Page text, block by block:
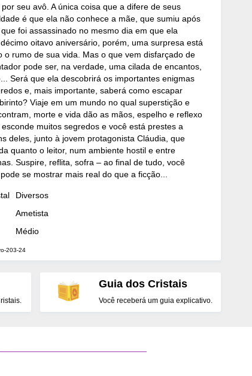
seu avô. A única coisa que a difere de seus
é que ela não conhece a mãe, que sumiu após
foi assassinado no mesmo dia em que ela
oitavo aniversário, porém, uma surpresa está
o rumo de sua vida. Mas o que vem disfarçado de
pode ser, na verdade, uma cilada de encantos,
Será que ela descobrirá os importantes enigmas
e, mais importante, saberá como escapar
Viaje em um mundo no qual superstição e
morte e vida dão as mãos, espelho e reflexo
muitos segredos e você está prestes a
deles, junto à jovem protagonista Cláudia, que
quanto o leitor, num ambiente hostil e entre
Suspire, reflita, sofra – ao final de tudo, você
se mostrar mais real do que a ficção...
Diversos
Ametista
Médio
203-24
Guia dos Cristais
Você receberá um guia explicativo.